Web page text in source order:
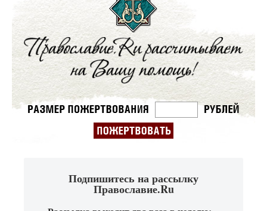
Подпишитесь на рассылку
Православие.Ru